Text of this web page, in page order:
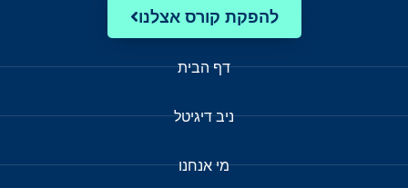
להפקת קורס אצלנו
דף הבית
ניב דיגיטל
מי אנחנו